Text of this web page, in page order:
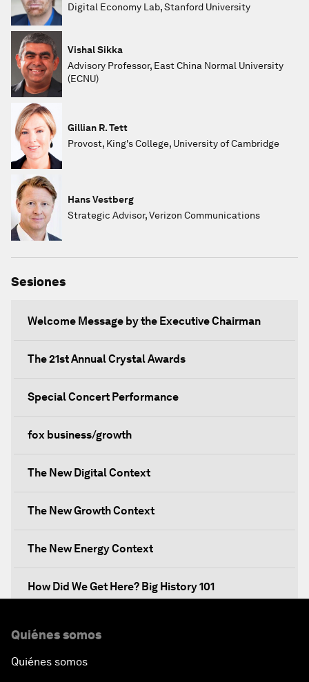
Digital Economy Lab, Stanford University
Vishal Sikka
Advisory Professor, East China Normal University
(ECNU)
Gillian R. Tett
Provost, King's College, University of Cambridge
Hans Vestberg
Strategic Advisor, Verizon Communications
Sesiones
Welcome Message by the Executive Chairman
The 21st Annual Crystal Awards
Special Concert Performance
fox business/growth
The New Digital Context
The New Growth Context
The New Energy Context
How Did We Get Here? Big History 101
An Insight, An Idea with Martin Wolf
Quiénes somos
Quiénes somos